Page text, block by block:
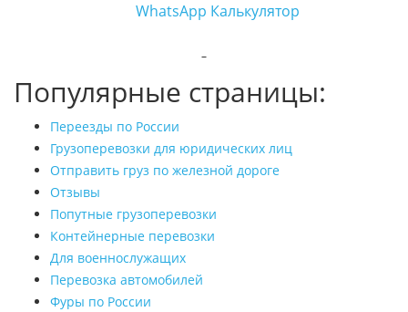
WhatsApp Калькулятор
Популярные страницы:
Переезды по России
Грузоперевозки для юридических лиц
Отправить груз по железной дороге
Отзывы
Попутные грузоперевозки
Контейнерные перевозки
Для военнослужащих
Перевозка автомобилей
Фуры по России